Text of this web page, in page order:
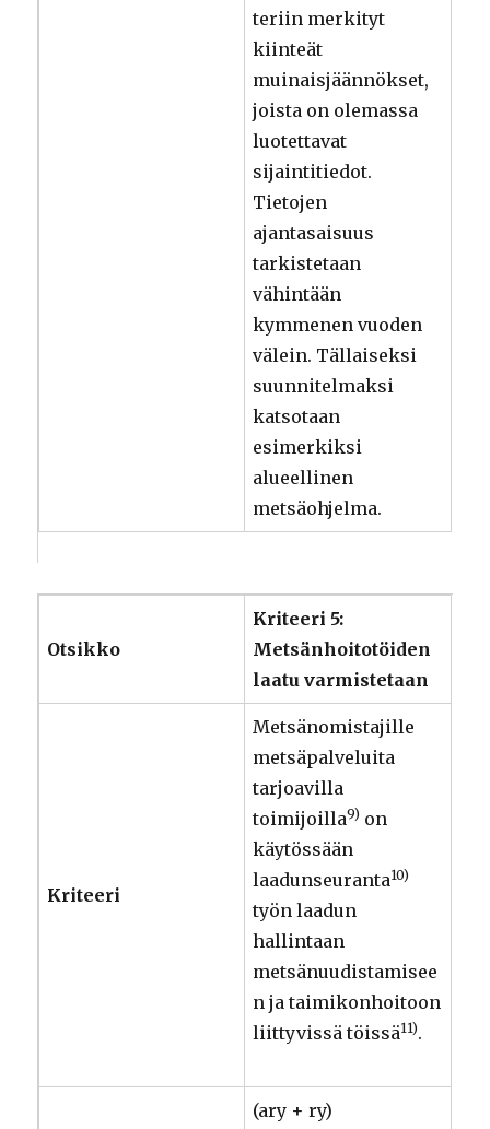
teriin merkityt
kiinteät
muinaisjäännökset,
joista on olemassa
luotettavat
sijaintitiedot.
Tietojen
ajantasaisuus
tarkistetaan
vähintään
kymmenen vuoden
välein. Tällaiseksi
suunnitelmaksi
katsotaan
esimerkiksi
alueellinen
metsäohjelma.
Otsikko
Kriteeri 5:
Metsänhoitotöiden
laatu varmistetaan
Kriteeri
Metsänomistajille
metsäpalveluita
tarjoavilla
toimijoilla9) on
käytössään
laadunseuranta10)
työn laadun
hallintaan
metsänuudistamisee
n ja taimikonhoitoon
liittyvissä töissä11).
(ary + ry)